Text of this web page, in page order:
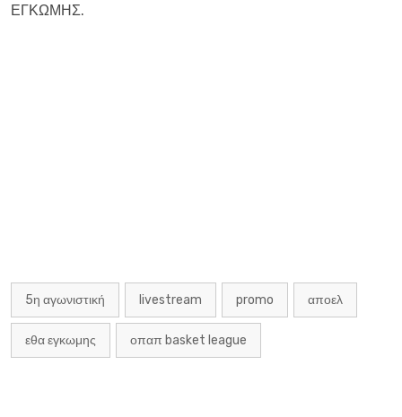
ΕΓΚΩΜΗΣ.
5η αγωνιστική livestream promo αποελ
εθα εγκωμης οπαπ basket league